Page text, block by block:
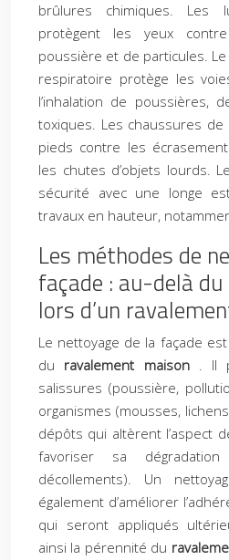
brûlures chimiques. Les
protègent les yeux
poussière et de particules.
respiratoire protège les
l’inhalation de poussières,
toxiques. Les chaussures
pieds contre les
les chutes d’objets lourds.
sécurité avec une longe
travaux en hauteur,
Les méthodes de
façade : au-delà
lors d’un
Le nettoyage de la façade
du ravalement maison . Il
salissures (poussière,
organismes (mousses,
dépôts qui altèrent l’aspect
favoriser sa dégradation
décollements). Un
également d’améliorer
qui seront appliqués
ainsi la pérennité du